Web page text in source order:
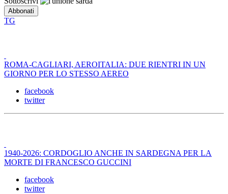
TG
ROMA-CAGLIARI, AEROITALIA: DUE RIENTRI IN UN
GIORNO PER LO STESSO AEREO
facebook
twitter
1940-2026: CORDOGLIO ANCHE IN SARDEGNA PER LA
MORTE DI FRANCESCO GUCCINI
facebook
twitter